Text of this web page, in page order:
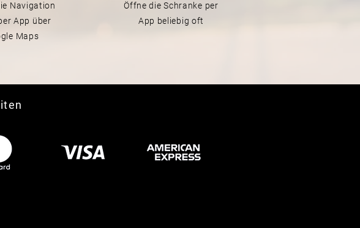
Navigation
App über
Maps
Öffne die Schranke per
App beliebig oft